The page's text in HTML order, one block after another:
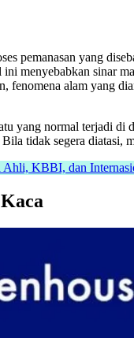
pemanasan yang
menyebabkan sinar
fenomena alam yang
yang normal terjadi
tidak segera diatasi,
Ahli, KBBI, dan